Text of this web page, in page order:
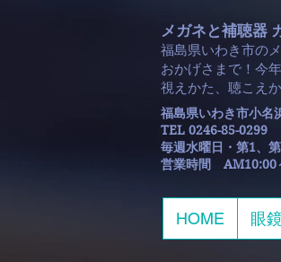
メガネと補聴器
福島県いわき市の
おかげさまで！今
視えかた、聴こえ
HOME 眼
福島県いわき市小名
TEL 0246-85-0299
毎週水曜日・第1、
営業時間 AM10:00